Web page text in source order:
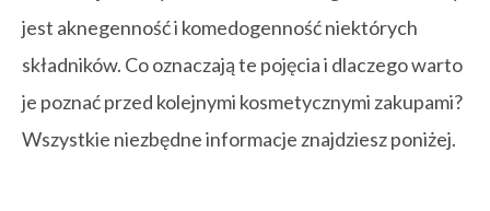
jest aknegenność i komedogenność niektórych
składników. Co oznaczają te pojęcia i dlaczego warto
je poznać przed kolejnymi kosmetycznymi zakupami?
Wszystkie niezbędne informacje znajdziesz poniżej.